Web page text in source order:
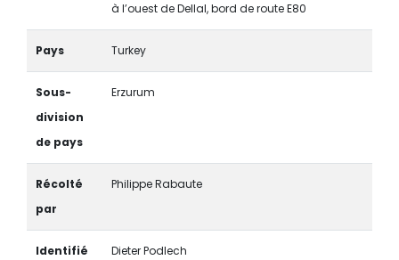
à l’ouest de Dellal, bord de route E80
Pays Turkey
Sous-
division
de pays
Erzurum
Récolté
par
Philippe Rabaute
Identifié
Dieter Podlech